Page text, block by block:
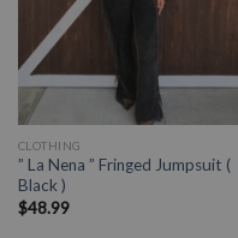
CLOTHING
” La Nena ” Fringed Jumpsuit (
Black )
$48.99